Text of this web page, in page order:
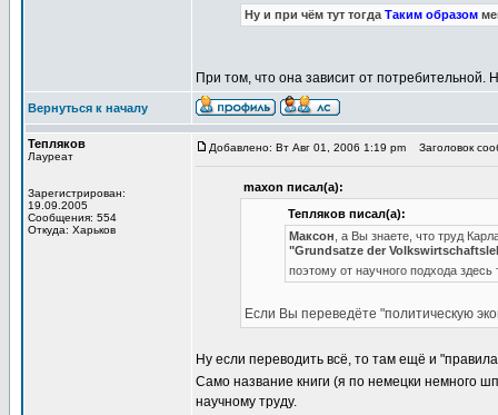
Ну и при чём тут тогда Таким образом
При том, что она зависит от потребительной.
Вернуться к началу
Тепляков
Лауреат
Зарегистрирован:
19.09.2005
Сообщения: 554
Откуда: Харьков
Добавлено: Вт Авг 01, 2006 1:19 pm Заголовок
maxon писал(а):
Тепляков писал(а):
Максон , а Вы знаете, что труд
"Grundsatze der
поэтому от научного подхода здесь
Если Вы переведёте "политическую
Ну если переводить всё, то там ещё и
Само название книги (я по немецки немного
научному труду.